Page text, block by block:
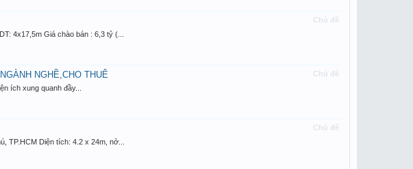
Chủ đề
4x17,5m Giá chào bán : 6,3 tỷ (...
Chủ đề
NGHỀ,CHO THUÊ
ích xung quanh đầy...
Chủ đề
TP.HCM Diện tích: 4.2 x 24m, nở...